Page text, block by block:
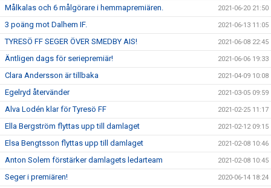
Målkalas och 6 målgörare i hemmapremiären. 2021-06-20 21:50
3 poäng mot Dalhem IF. 2021-06-13 11:05
TYRESÖ FF SEGER ÖVER SMEDBY AIS! 2021-06-08 22:45
Äntligen dags för seriepremiär! 2021-06-06 19:33
Clara Andersson är tillbaka 2021-04-09 10:08
Egelryd återvänder 2021-03-05 09:59
Alva Lodén klar för Tyresö FF 2021-02-25 11:17
Ella Bergström flyttas upp till damlaget 2021-02-12 09:15
Elsa Bengtsson flyttas upp till damlaget 2021-02-08 10:46
Anton Solem förstärker damlagets ledarteam 2021-02-08 10:45
Seger i premiären! 2020-06-14 18:24